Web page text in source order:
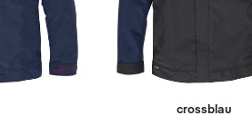
crossblau